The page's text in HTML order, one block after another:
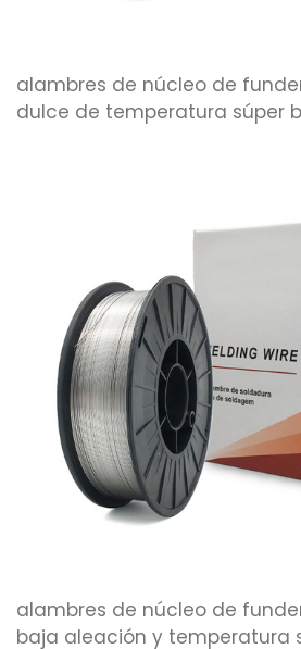
alambres de núcleo de
dulce de temperatura súper
alambres de núcleo de
baja aleación y temperatura